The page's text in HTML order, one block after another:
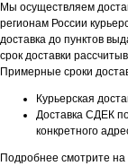
Мы осуществляем
регионам России
доставка до пунктов
срок доставки
Примерные сроки
Курьерская
Доставка СДЕК
конкретного
Подробнее смотрите на